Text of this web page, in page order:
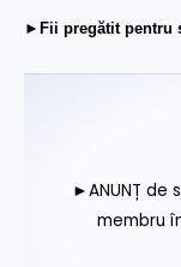
►Fii pregătit pentru
►ANUNȚ de
membru